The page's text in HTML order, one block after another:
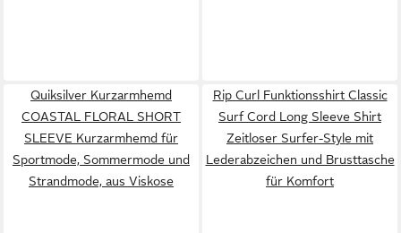
Quiksilver Kurzarmhemd
COASTAL FLORAL SHORT
SLEEVE Kurzarmhemd für
Sportmode, Sommermode und
Strandmode, aus Viskose
Rip Curl Funktionsshirt Classic
Surf Cord Long Sleeve Shirt
Zeitloser Surfer-Style mit
Lederabzeichen und Brusttasche
für Komfort